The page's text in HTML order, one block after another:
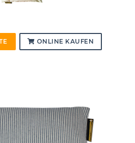
ONLINE KAUFEN